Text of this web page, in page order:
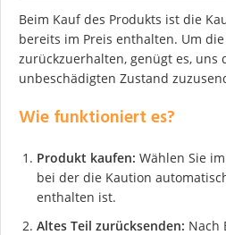
Beim Kauf des Produkts ist die
bereits im Preis enthalten. Um
zurückzuerhalten, genügt es, uns
unbeschädigten Zustand
Wie funktioniert es?
Produkt kaufen: Wählen Sie
bei der die Kaution
enthalten ist.
Altes Teil zurücksenden: Nach